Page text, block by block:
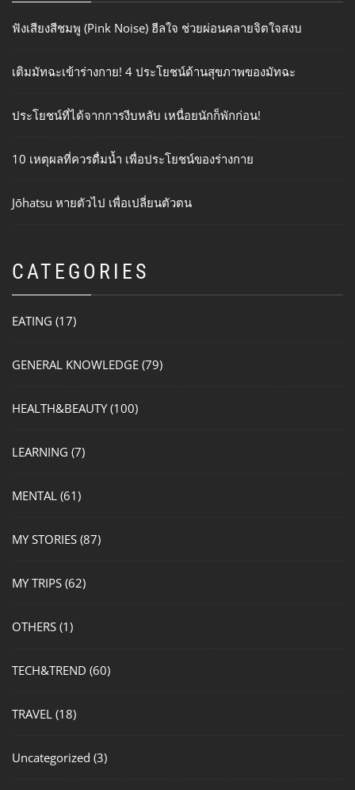
ฟังเสียงสีชมพู (Pink Noise) ฮีลใจ ช่วยผ่อนคลายจิตใจสงบ
เติมมัทฉะเข้าร่างกาย! 4 ประโยชน์ด้านสุขภาพของมัทฉะ
ประโยชน์ที่ได้จากการงีบหลับ เหนื่อยนักก็พักก่อน!
10 เหตุผลที่ควรดื่มน้ำ เพื่อประโยชน์ของร่างกาย
Jōhatsu หายตัวไป เพื่อเปลี่ยนตัวตน
CATEGORIES
EATING (17)
GENERAL KNOWLEDGE (79)
HEALTH&BEAUTY(100)
LEARNING (7)
MENTAL (61)
MY STORIES (87)
MY TRIPS (62)
OTHERS (1)
TECH&TREND (60)
TRAVEL (18)
Uncategorized (3)